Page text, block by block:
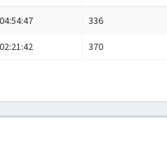
04:54:47 336
02:21:42 370